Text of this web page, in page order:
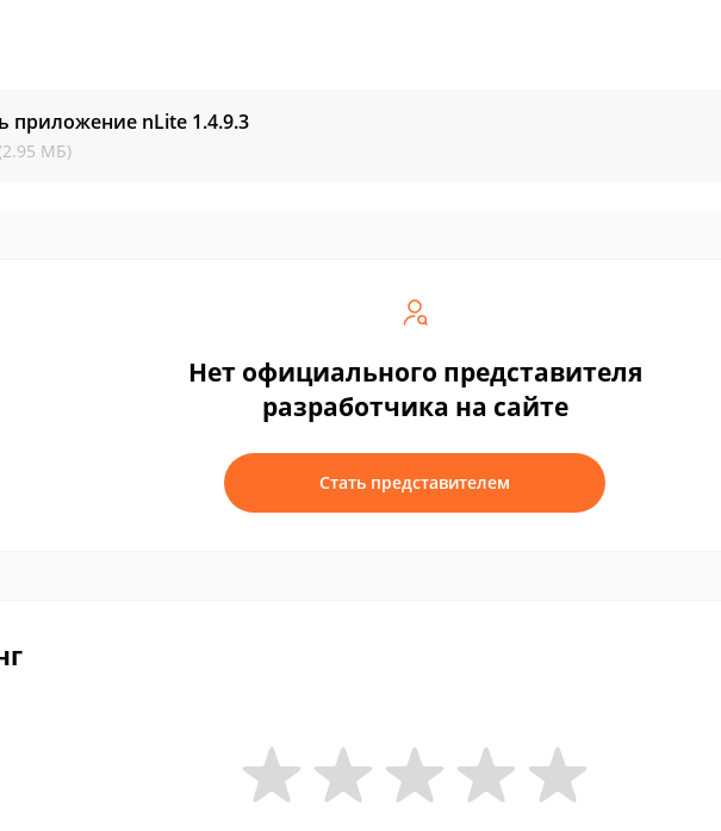
приложение nLite 1.4.9.3
МБ)
Нет официального представителя
разработчика на сайте
Стать представителем